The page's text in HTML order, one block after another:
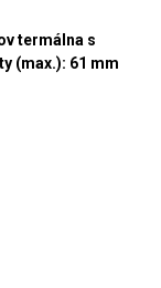
termálna s
(max.): 61 mm